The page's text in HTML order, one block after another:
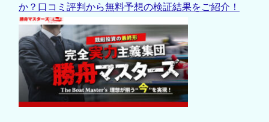
か？口コミ評判から無料予想の検証結果をご紹介！